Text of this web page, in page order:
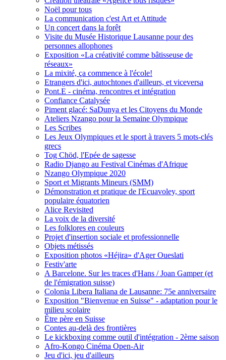
Noël pour tous
La communication c'est Art et Attitude
Un concert dans la forêt
Visite du Musée Historique Lausanne pour des
personnes allophones
Exposition «La créativité comme bâtisseuse de
réseaux»
La mixité, ça commence à l'école!
Etrangers d'ici, autochtones d'ailleurs, et viceversa
Pont.E - cinéma, rencontres et intégration
Confiance Catalysée
Piment glacé: SaDunya et les Citoyens du Monde
Ateliers Nzango pour la Semaine Olympique
Les Scribes
Les Jeux Olympiques et le sport à travers 5 mots-clés
grecs
Tog Chöd, l'Epée de sagesse
Radio Django au Festival Cinémas d'Afrique
Nzango Olympique 2020
Sport et Migrants Mineurs (SMM)
Démonstration et pratique de l'Ecuavoley, sport
populaire équatorien
Alice Revisited
La voix de la diversité
Les folklores en couleurs
Projet d'insertion sociale et professionnelle
Objets métissés
Exposition photos «Héjira» d'Ager Oueslati
Festiv'arte
A Barcelone. Sur les traces d'Hans / Joan Gamper (et
de l'émigration suisse)
Colonia Libera Italiana de Lausanne: 75e anniversaire
Exposition "Bienvenue en Suisse" - adaptation pour le
milieu scolaire
Être père en Suisse
Contes au-delà des frontières
Le kickboxing comme outil d'intégration - 2ème saison
Afro-Kongo Cinéma Open-Air
Jeu d'ici, jeu d'ailleurs